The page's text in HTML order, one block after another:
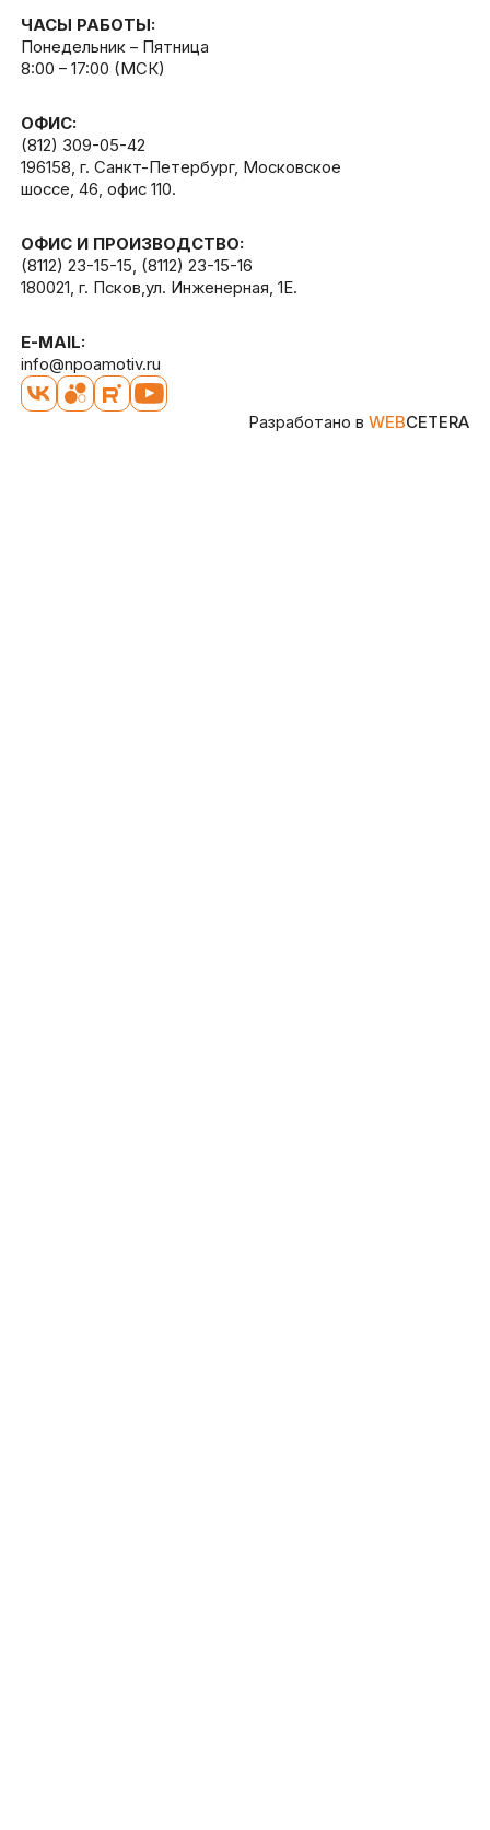
ЧАСЫ РАБОТЫ:
Понедельник – Пятница
8:00 – 17:00 (МСК)
ОФИС:
(812) 309-05-42
196158, г. Санкт-Петербург, Московское
шоссе, 46, офис 110.
ОФИС И ПРОИЗВОДСТВО:
(8112) 23-15-15, (8112) 23-15-16
180021, г. Псков,ул. Инженерная, 1Е.
E-MAIL:
info@npoamotiv.ru
Разработано вWEBCETERA